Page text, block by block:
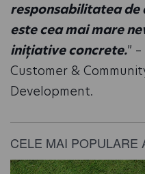
responsabilitatea de
este cea mai mare
inițiative concrete.”
Customer &
Development.
CELE MAI POPULARE